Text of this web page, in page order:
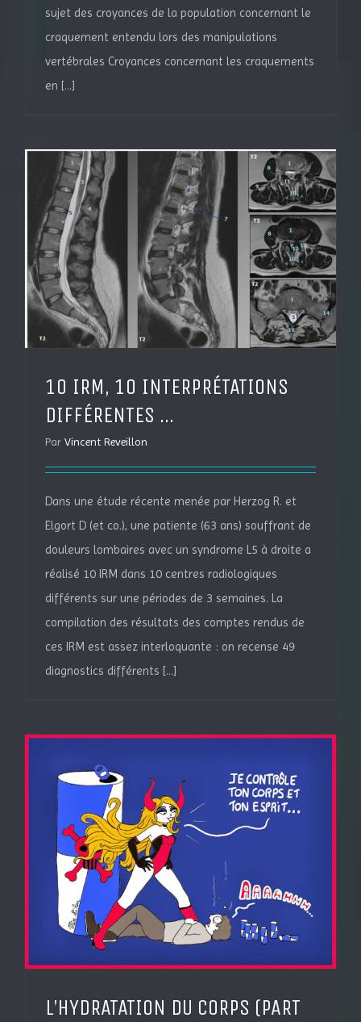
sujet des croyances de la population concernant le
craquement entendu lors des manipulations
vertébrales Croyances concernant les craquements
en [...]
10 IRM, 10 INTERPRÉTATIONS
DIFFÉRENTES …
Par Vincent Reveillon
Dans une étude récente menée par Herzog R. et
Elgort D (et co.), une patiente (63 ans) souffrant de
douleurs lombaires avec un syndrome L5 à droite a
réalisé 10 IRM dans 10 centres radiologiques
différents sur une périodes de 3 semaines. La
compilation des résultats des comptes rendus de
ces IRM est assez interloquante : on recense 49
diagnostics différents [...]
L’HYDRATATION DU CORPS (PART